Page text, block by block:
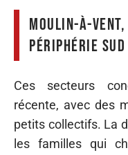
Moulin-à-
périphérie sud
Ces secteurs
récente, avec des
petits collectifs. La
les familles qui